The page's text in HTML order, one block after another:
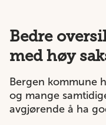
Bedre
med høy
Bergen kommune
og mange
avgjørende å ha